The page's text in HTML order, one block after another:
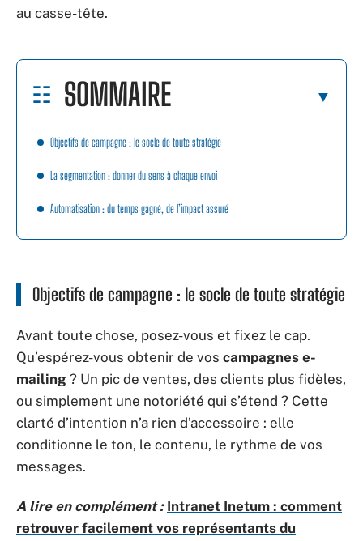
au casse-tête.
SOMMAIRE
Objectifs de campagne : le socle de toute stratégie
La segmentation : donner du sens à chaque envoi
Automatisation : du temps gagné, de l’impact assuré
Objectifs de campagne : le socle de toute stratégie
Avant toute chose, posez-vous et fixez le cap.
Qu’espérez-vous obtenir de vos campagnes e-
mailing ? Un pic de ventes, des clients plus fidèles,
ou simplement une notoriété qui s’étend ? Cette
clarté d’intention n’a rien d’accessoire : elle
conditionne le ton, le contenu, le rythme de vos
messages.
A lire en complément : Intranet Inetum : comment
retrouver facilement vos représentants du